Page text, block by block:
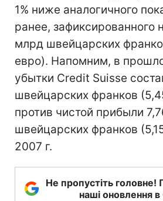
1% ниже аналогичного
ранее, зафиксированного
млрд швейцарских
евро). Напомним, в
убытки Credit Suisse
швейцарских франков
против чистой прибыли
швейцарских франков
2007 г.
Не пропустіть головне!
наші оновлення